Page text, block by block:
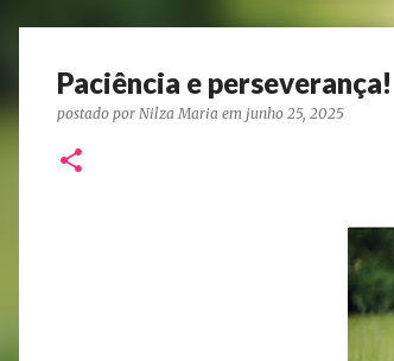
Paciência e perseverança!
postado por Nilza Maria em junho 25, 2025